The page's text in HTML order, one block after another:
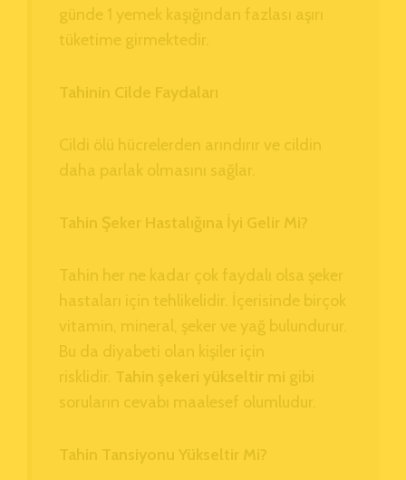
günde 1 yemek kaşığından fazlası aşırı
tüketime girmektedir.
Tahinin Cilde Faydaları
Cildi ölü hücrelerden arındırır ve cildin
daha parlak olmasını sağlar.
Tahin Şeker Hastalığına İyi Gelir Mi?
Tahin her ne kadar çok faydalı olsa şeker
hastaları için tehlikelidir. İçerisinde birçok
vitamin, mineral, şeker ve yağ bulundurur.
Bu da diyabeti olan kişiler için
risklidir. Tahin şekeri yükseltir mi gibi
soruların cevabı maalesef olumludur.
Tahin Tansiyonu Yükseltir Mi?